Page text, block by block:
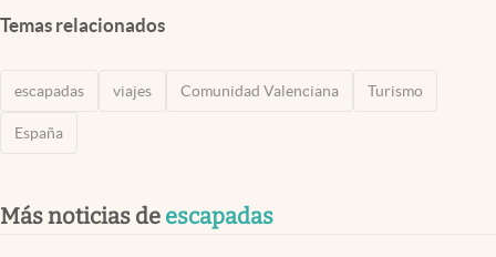
Temas relacionados
escapadas viajes Comunidad Valenciana Turismo
España
Más noticias de escapadas